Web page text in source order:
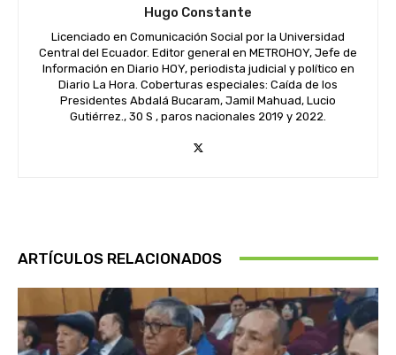
Hugo Constante
Licenciado en Comunicación Social por la Universidad
Central del Ecuador. Editor general en METROHOY, Jefe de
Información en Diario HOY, periodista judicial y político en
Diario La Hora. Coberturas especiales: Caída de los
Presidentes Abdalá Bucaram, Jamil Mahuad, Lucio
Gutiérrez., 30 S , paros nacionales 2019 y 2022.
ARTÍCULOS RELACIONADOS